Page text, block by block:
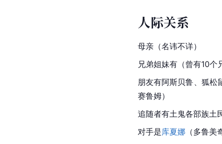
人际关系
母亲（名讳不详）
兄弟姐妹有（曾有10
朋友有阿斯贝鲁、狐松
赛鲁姆）
追随者有土鬼各部族土
对手是库夏娜 （多鲁